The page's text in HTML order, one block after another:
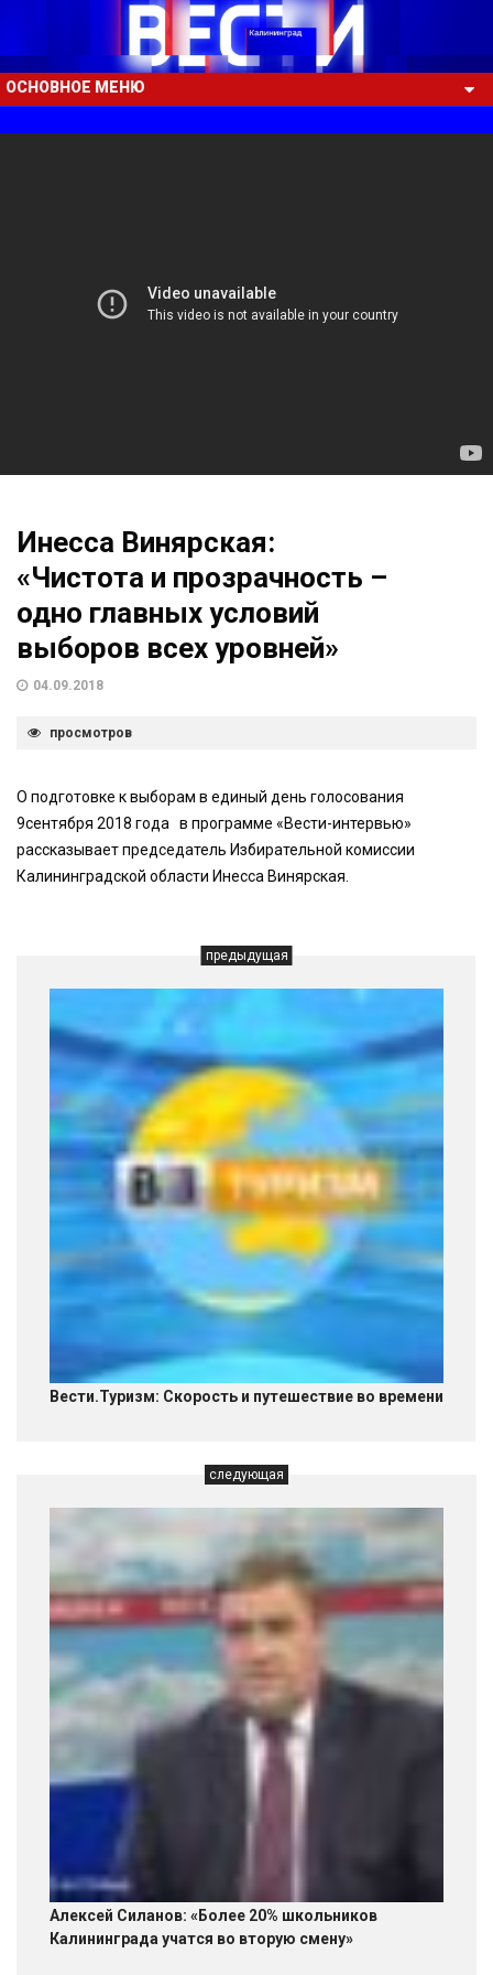
ОСНОВНОЕ МЕНЮ
Инесса Винярская:
«Чистота и прозрачность –
одно главных условий
выборов всех уровней»
04.09.2018
просмотров
О подготовке к выборам в единый день голосования
9сентября 2018 года в программе «Вести-интервью»
рассказывает председатель Избирательной комиссии
Калининградской области Инесса Винярская.
предыдущая
Вести.Туризм: Скорость и путешествие во времени
следующая
Алексей Силанов: «Более 20% школьников
Калининграда учатся во вторую смену»